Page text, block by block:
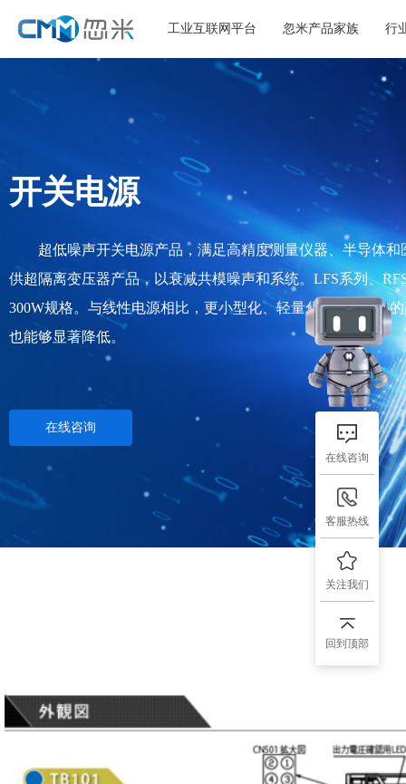
工业互联网平台 忽米产品家族 行
开关电源
超低噪声开关电源产品，满足高精度测量仪器、半导体
供超隔离变压器产品，以衰减共模噪声和系统。LFS系列、
300W规格。与线性电源相比，更小型化、轻量化、实现80%
也能够显著降低。
在线咨询
在线咨询
客服热线
关注我们
回到顶部